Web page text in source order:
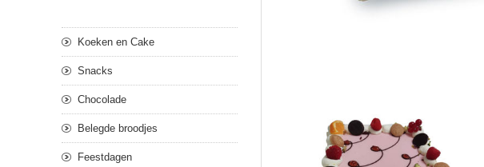
Koeken en Cake
Snacks
Chocolade
Belegde broodjes
Feestdagen